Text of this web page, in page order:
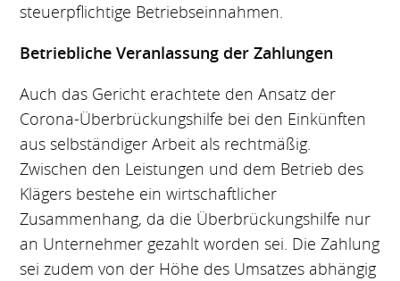
steuerpflichtige Betriebseinnahmen.
Betriebliche Veranlassung der Zahlungen
Auch das Gericht erachtete den Ansatz der
Corona-Überbrückungshilfe bei den Einkünften
aus selbständiger Arbeit als rechtmäßig.
Zwischen den Leistungen und dem Betrieb des
Klägers bestehe ein wirtschaftlicher
Zusammenhang, da die Überbrückungshilfe nur
an Unternehmer gezahlt worden sei. Die Zahlung
sei zudem von der Höhe des Umsatzes abhängig